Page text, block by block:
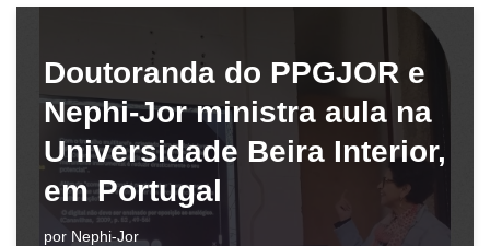
Doutoranda do PPGJOR e
Nephi-Jor ministra aula na
Universidade Beira Interior,
em Portugal
por Nephi-Jor